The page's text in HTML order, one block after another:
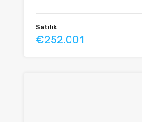
Satılık
€252.001